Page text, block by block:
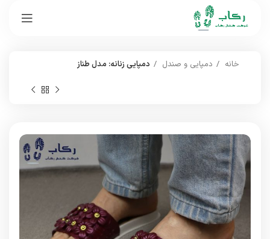
خانه دمپایی و صندل دمپایی زنانه: مدل طناز